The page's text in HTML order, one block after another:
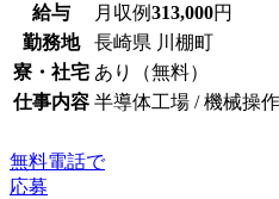
給与 月収例313,000円
勤務地
長崎県 川棚町
寮・社宅 あり（無料）
仕事内容 半導体工場 / 機械操
無料電話で
応募